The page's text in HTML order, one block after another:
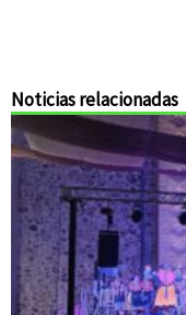
Noticias relacionadas